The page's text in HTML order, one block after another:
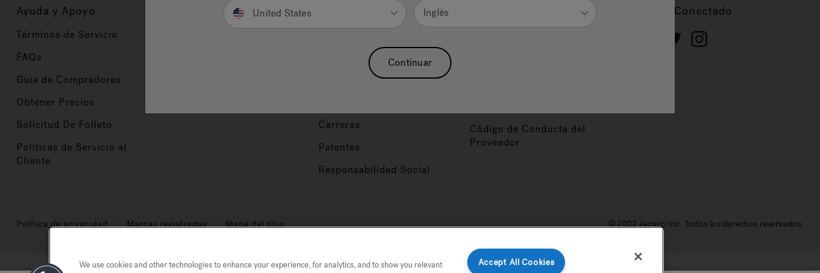
Ayuda y Apoyo
Términos de Servicio
FAQs
Guia de Compradores
Obtener Precios
Solicitud De Folleto
Políticas de Servicio al
Cliente
Propietarios Nuestra Marca
Hidroterapia
Asociaciones
Carreras
Patentes
Responsabilidad Social
Código de Conducta del
Proveedor
Mantente Conectado
Política de privacidad Marcas registradas Mapa del sitio © 2022 Jacuzzi Inc. Todos los derechos reservados.
United States Inglés
Continuar
We use cookies and other technologies to enhance your experience, for analytics, and to show you relevant
Accept All Cookies